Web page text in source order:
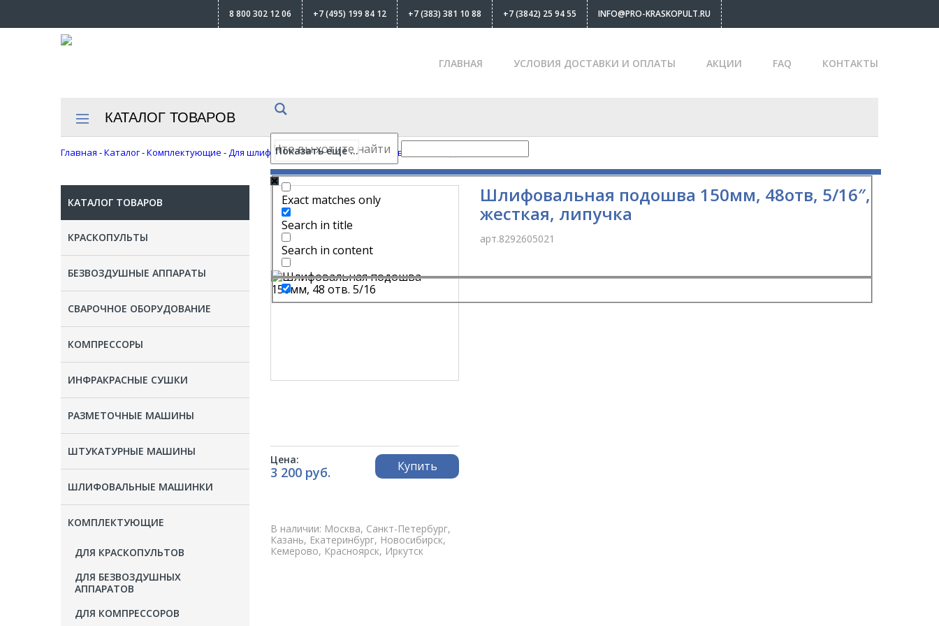
8 800 302 12 06 +7 (495) 199 84 12 +7 (383) 381 10 88 +7 (3842) 25 94 55 INFO@PRO-KRASKOPULT.RU
ГЛАВНАЯ УСЛОВИЯ ДОСТАВКИ И ОПЛАТЫ АКЦИИ FAQ КОНТАКТЫ
КАТАЛОГ ТОВАРОВ
Показать еще ...
Exact matches only
Search in title
Search in content
Главная -Каталог-Комплектующие -Для шлифовальных машинок-Шлифовальные подошвы
КАТАЛОГ ТОВАРОВ
КРАСКОПУЛЬТЫ
БЕЗВОЗДУШНЫЕ АППАРАТЫ
СВАРОЧНОЕ ОБОРУДОВАНИЕ
КОМПРЕССОРЫ
ИНФРАКРАСНЫЕ СУШКИ
РАЗМЕТОЧНЫЕ МАШИНЫ
ШТУКАТУРНЫЕ МАШИНЫ
ШЛИФОВАЛЬНЫЕ МАШИНКИ
КОМПЛЕКТУЮЩИЕ
ДЛЯ КРАСКОПУЛЬТОВ
ДЛЯ БЕЗВОЗДУШНЫХ
АППАРАТОВ
ДЛЯ КОМПРЕССОРОВ
Цена:
3 200 руб. Купить
В наличии: Москва, Санкт-Петербург,
Казань, Екатеринбург, Новосибирск,
Кемерово, Красноярск, Иркутск
Шлифовальная подошва 150мм, 48отв, 5/16″,
жесткая, липучка
арт.8292605021